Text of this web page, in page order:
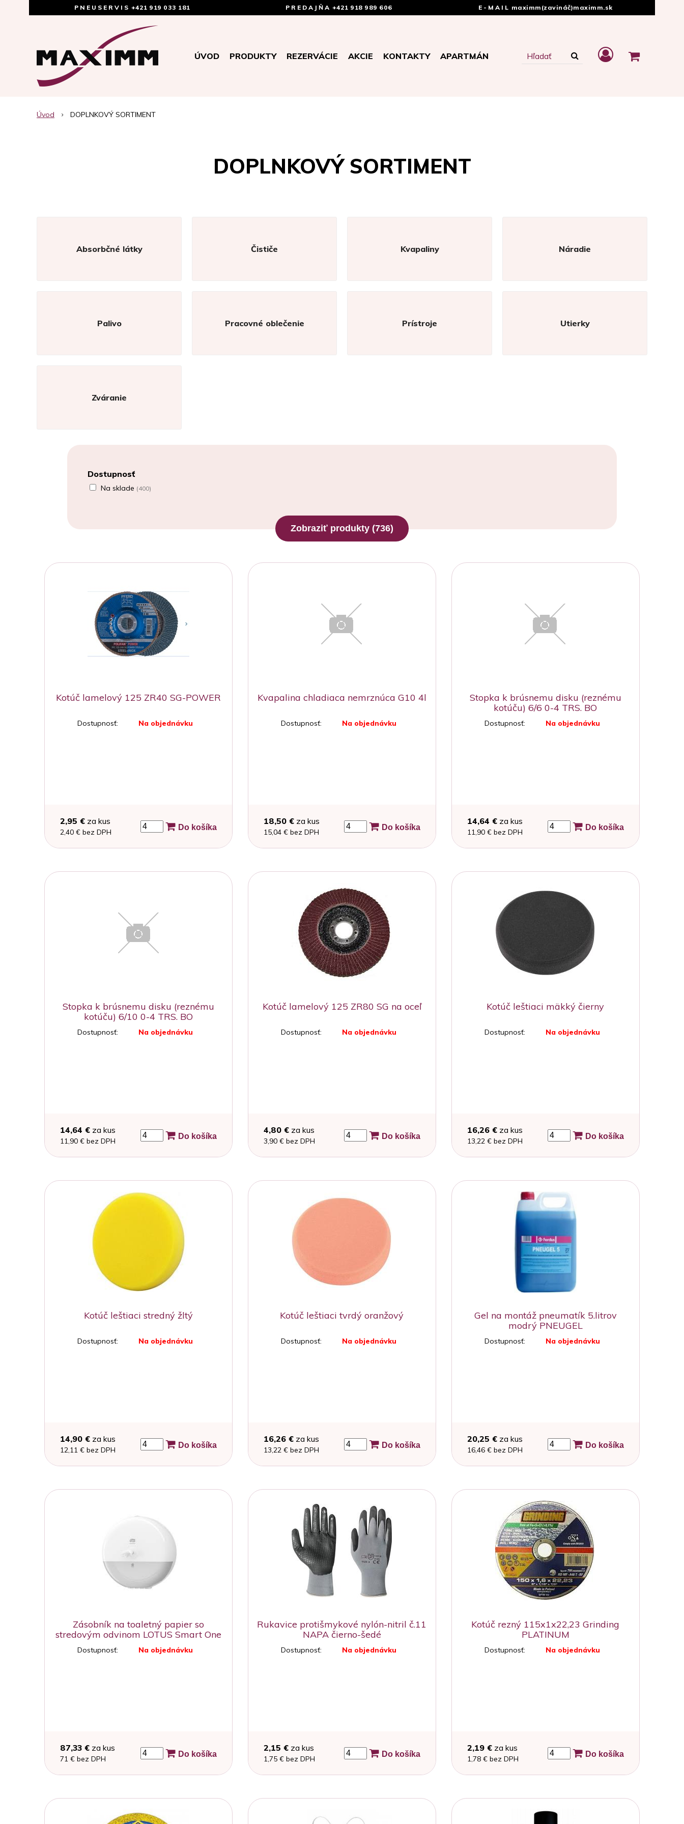
PNEUSERVIS +421 919 033 181 PREDAJŇA +421 918 989 606 E-MAIL maximm(zavináč)maximm.sk
ÚVOD PRODUKTY REZERVÁCIE AKCIE KONTAKTY APARTMÁN
Úvod DOPLNKOVÝ SORTIMENT
DOPLNKOVÝ SORTIMENT
Absorbčné látky Čističe Kvapaliny Náradie
Palivo Pracovné oblečenie Prístroje Utierky
Zváranie
Dostupnosť
Na sklade (400)
Zobraziť produkty (736)
Kotúč lamelový 125 ZR40 SG-POWER
Dostupnosť: Na objednávku
2,95 € za kus
2,40 € bez DPH
Do košíka
Kvapalina chladiaca nemrznúca G10 4l
Dostupnosť: Na objednávku
18,50 €za kus
15,04 € bez DPH
Do košíka
Stopka k brúsnemu disku (reznému
kotúču) 6/6 0-4 TRS. BO
Dostupnosť: Na objednávku
14,64 €za kus
11,90 € bez DPH
Do košíka
Stopka k brúsnemu disku (reznému
kotúču) 6/10 0-4 TRS. BO
Dostupnosť: Na objednávku
14,64 € za kus
11,90 € bez DPH
Do košíka
Kotúč lamelový 125 ZR80 SG na oceľ
Dostupnosť: Na objednávku
4,80 €za kus
3,90 € bez DPH
Do košíka
Kotúč leštiaci mäkký čierny
Dostupnosť: Na objednávku
16,26 €za kus
13,22 € bez DPH
Do košíka
Kotúč leštiaci stredný žltý
Dostupnosť: Na objednávku
14,90 € za kus
12,11 € bez DPH
Do košíka
Kotúč leštiaci tvrdý oranžový
Dostupnosť: Na objednávku
16,26 €za kus
13,22 € bez DPH
Do košíka
Gel na montáž pneumatík 5.litrov
modrý PNEUGEL
Dostupnosť: Na objednávku
20,25 €za kus
16,46 € bez DPH
Do košíka
Zásobník na toaletný papier so
stredovým odvinom LOTUS Smart One
MINI PLAST biely na stenu
Dostupnosť: Na objednávku
87,33 € za kus
71 € bez DPH
Do košíka
Rukavice protišmykové nylón-nitril č.11
NAPA čierno-šedé
Dostupnosť: Na objednávku
2,15 €za kus
1,75 € bez DPH
Do košíka
Kotúč rezný 115x1x22,23 Grinding
PLATINUM
Dostupnosť: Na objednávku
2,19 €za kus
1,78 € bez DPH
Do košíka